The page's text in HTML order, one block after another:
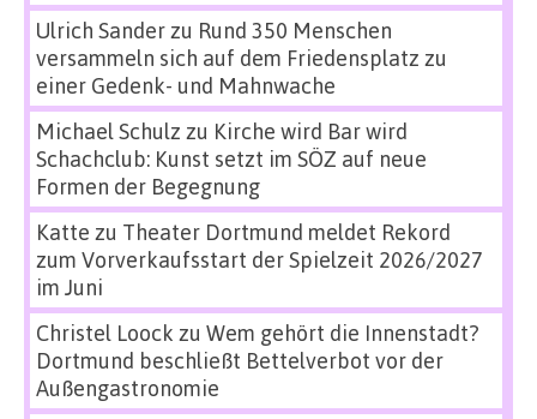
Ulrich Sanderzu Rund 350 Menschen
versammeln sich auf dem Friedensplatz zu
einer Gedenk- und Mahnwache
Michael Schulz zu Kirche wird Bar wird
Schachclub: Kunst setzt im SÖZ auf neue
Formen der Begegnung
Katte zu Theater Dortmund meldet Rekord
zum Vorverkaufsstart der Spielzeit 2026/2027
im Juni
Christel Loock zu Wem gehört die Innenstadt?
Dortmund beschließt Bettelverbot vor der
Außengastronomie